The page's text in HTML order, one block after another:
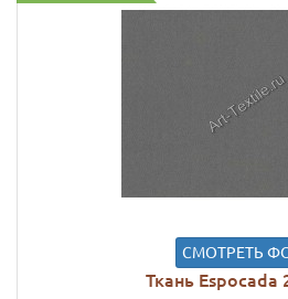
СМОТРЕТЬ
Ткань Espocada